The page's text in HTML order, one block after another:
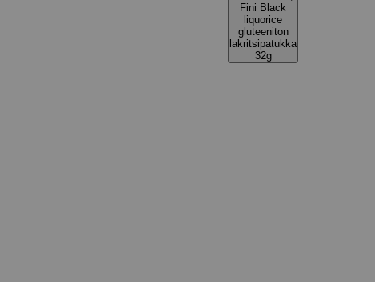
Fini Black
liquorice
gluteeniton
lakritsipatukka
32g